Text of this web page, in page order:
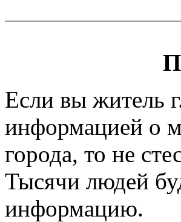
Если вы житель
информацией о
города, то не
Тысячи людей
информацию.